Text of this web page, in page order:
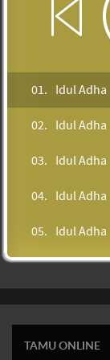
01. Idul Adha
02. Idul Adha
03. Idul Adha
04. Idul Adha
05. Idul Adha
06. Idul Adha
07. Idul Adha
TAMU ONLINE